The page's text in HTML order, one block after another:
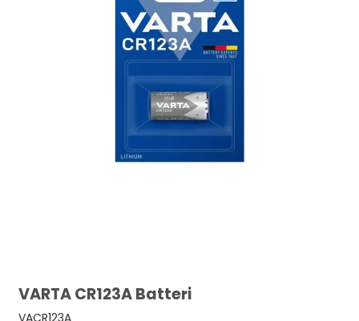
VARTA CR123A Batteri
VACR123A